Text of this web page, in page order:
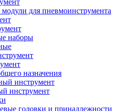
для пневмоинструмента
наборы
назначения
инструмент
инструмент
головки и принадлежности